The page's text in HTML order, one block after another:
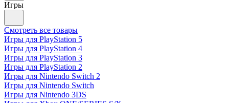
Игры
Смотреть все товары
Игры для PlayStation 5
Игры для PlayStation 4
Игры для PlayStation 3
Игры для PlayStation 2
Игры для Nintendo Switch 2
Игры для Nintendo Switch
Игры для Nintendo 3DS